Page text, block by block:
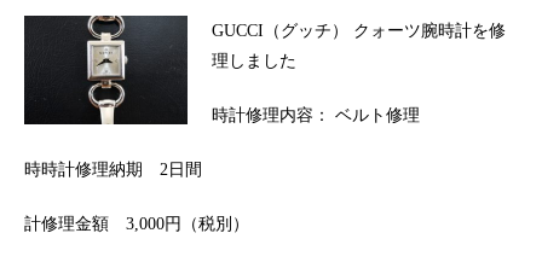
GUCCI（グッチ） クォーツ腕時計を修
理しました
時計修理内容： ベルト修理
時時計修理納期 2日間
計修理金額 3,000円（税別）